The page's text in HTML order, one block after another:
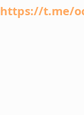
https://t.me/